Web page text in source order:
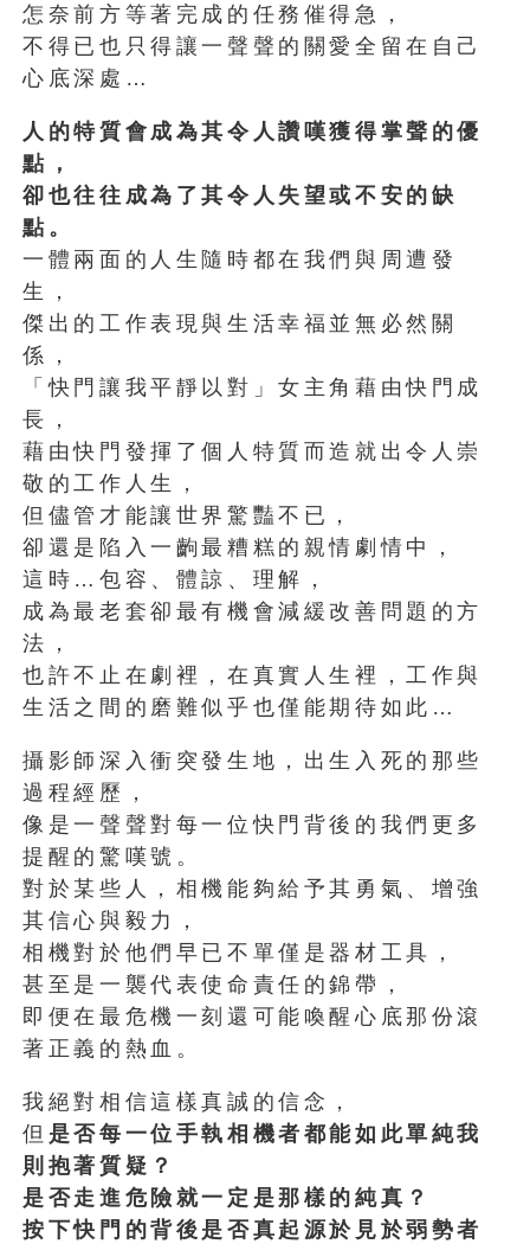
怎奈前方等著完成的任務催得急，
不得已也只得讓一聲聲的關愛全留在自己
心底深處…
人的特質會成為其令人讚嘆獲得掌聲的優
點，
卻也往往成為了其令人失望或不安的缺
點。
一體兩面的人生隨時都在我們與周遭發
生，
傑出的工作表現與生活幸福並無必然關
係，
「快門讓我平靜以對」女主角藉由快門成
長，
藉由快門發揮了個人特質而造就出令人崇
敬的工作人生，
但儘管才能讓世界驚豔不已，
卻還是陷入一齣最糟糕的親情劇情中，
這時…包容、體諒、理解，
成為最老套卻最有機會減緩改善問題的方
法，
也許不止在劇裡，在真實人生裡，工作與
生活之間的磨難似乎也僅能期待如此…
攝影師深入衝突發生地，出生入死的那些
過程經歷，
像是一聲聲對每一位快門背後的我們更多
提醒的驚嘆號。
對於某些人，相機能夠給予其勇氣、增強
其信心與毅力，
相機對於他們早已不單僅是器材工具，
甚至是一襲代表使命責任的錦帶，
即便在最危機一刻還可能喚醒心底那份滾
著正義的熱血。
我絕對相信這樣真誠的信念，
但 是否每一位手執相機者都能如此單純我
則抱著質疑？
是否走進危險就一定是那樣的純真？
按下快門的背後是否真起源於見於弱勢者